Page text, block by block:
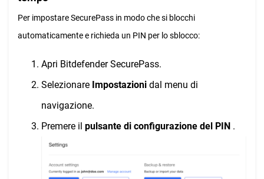
Per impostare SecurePass in modo che si blocchi
automaticamente e richieda un PIN per lo sblocco:
Apri Bitdefender SecurePass.
Selezionare Impostazioni dal menu di
navigazione.
Premere il pulsante di configurazione del PIN .